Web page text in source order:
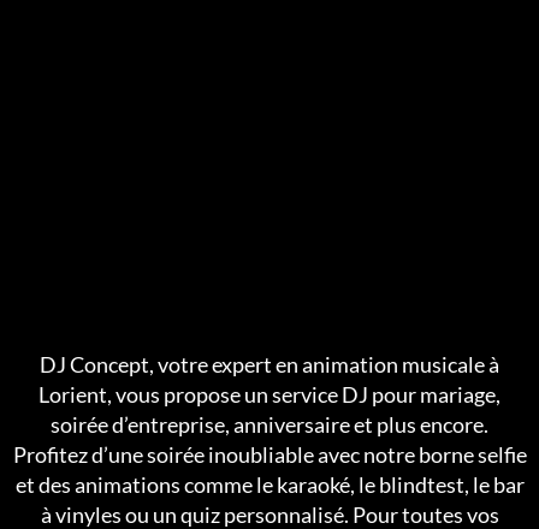
DJ Concept, votre expert en animation musicale à
Lorient, vous propose un service DJ pour mariage,
soirée d’entreprise, anniversaire et plus encore.
Profitez d’une soirée inoubliable avec notre borne selfie
et des animations comme le karaoké, le blindtest, le bar
à vinyles ou un quiz personnalisé. Pour toutes vos